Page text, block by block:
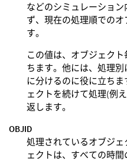
などのシミュレーショ
ず、現在の処理順での
す。
この値は、オブジェク
ちます。他には、処理
に分けるのに役に立ち
ェクトを続けて処理(例え
返します。
OBJID
処理されているオブジ
ェクトは、すべての時